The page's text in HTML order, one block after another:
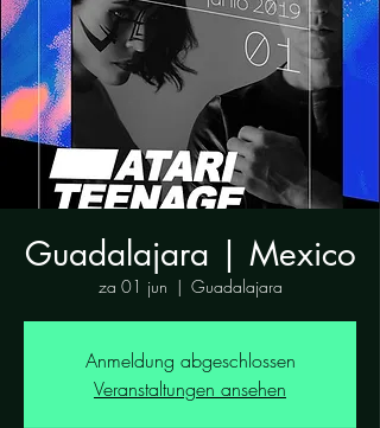
Guadalajara | Mexico
za 01 jun
  |
Guadalajara
Anmeldung abgeschlossen
Veranstaltungen ansehen